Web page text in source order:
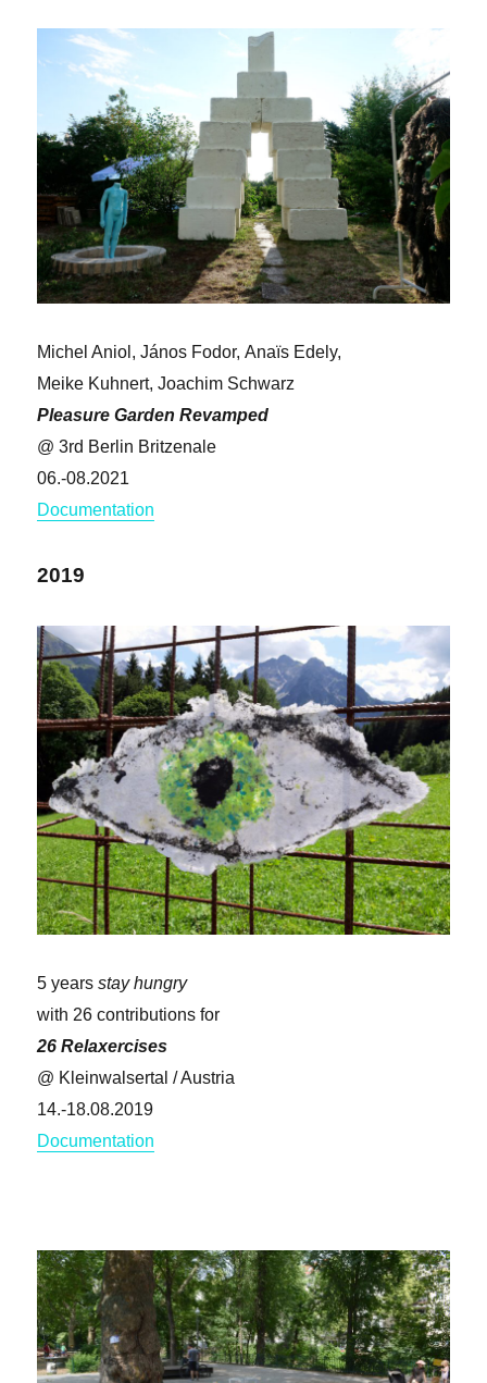
Michel Aniol, János Fodor, Anaïs Edely,
Meike Kuhnert, Joachim Schwarz
Pleasure Garden Revamped
@ 3rd Berlin Britzenale
06.-08.2021
Documentation
2019
5 years stay hungry
with 26 contributions for
26 Relaxercises
@ Kleinwalsertal / Austria
14.-18.08.2019
Documentation